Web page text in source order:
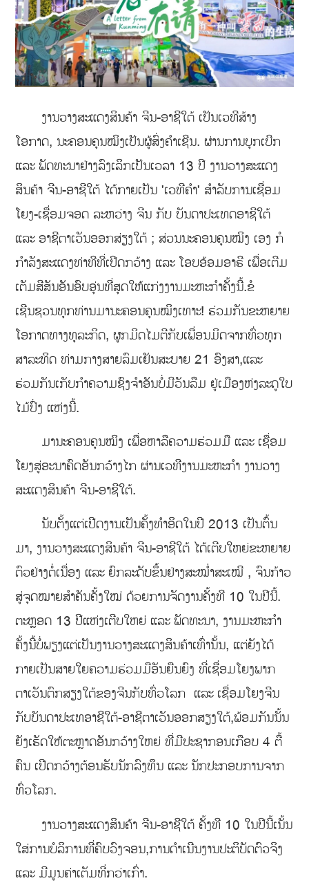
ງານວາງສະແດງສິນຄ້າ ຈີນ-ອາຊີໃຕ້ ເປັນເວທີສ້າງ
ໂອກາດ, ນະຄອນຄຸນໝິງເປັນຜູ້ສົ່ງຄຳເຊີນ. ຜ່ານການບຸກເບີກ
ແລະ ພັດທະນາຢ່າງລົງເລິກເປັນເວລາ 13 ປີ ງານວາງສະແດງ
ສິນຄ້າ ຈີນ-ອາຊີໃຕ້ ໄດ້ກາຍເປັນ 'ເວທີຄຳ' ສຳລັບການເຊື່ອມ
ໂຍງ-ເຊື່ອມຈອດ ລະຫວ່າງ ຈີນ ກັບ ບັນດາປະເທດອາຊີໃຕ້
ແລະ ອາຊີຕາເວັນອອກສ່ຽງໃຕ້ ; ສ່ວນນະຄອນຄຸນໝິງ ເອງ ກໍ
ກຳລັງສະແດງທ່າທີທີ່ເປີດກວ້າງ ແລະ ໂອບອ້ອມອາຣີ ເພື່ອເຕີມ
ເຕັມສີສັນອັນອົບອຸ່ນທີ່ສຸດໃຫ້ແກ່ງງານມະຫະກຳຄັ້ງນີ້.ຂໍ
ເຊີນຊວນທຸກທ່ານມານະຄອນຄຸນໝິງເທາະ! ຮ່ວມກັນຂະຫຍາຍ
ໂອກາດທາງທຸລະກິດ, ຜູກມິດໄມຕີກັບເພື່ອນມິດຈາກທົ່ວທຸກ
ສາລະທິດ ທ່າມກາງສາຍລົມເຢັນສະບາຍ 21 ອົງສາ,ແລະ
ຮ່ວມກັນເກັບກຳຄວາມຊົງຈຳອັນບໍ່ມີວັນລືມ ຢູ່ເມືອງຫ່ງລະດູໃບ
ໄມ້ປົ່ງ ແຫ່ງນີ້.
ມານະຄອນຄຸນໝິງ ເພື່ອຫາລືຄວາມຮ່ວມມື ແລະ ເຊື່ອມ
ໂຍງສູ່ອະນາຄົດອັນກວ້າງໄກ ຜ່ານເວທີງານມະຫະກຳ ງານວາງ
ສະແດງສິນຄ້າ ຈີນ-ອາຊີໃຕ້.
ນັບຕັ້ງແຕ່ເປີດງານເປັນຄັ້ງທຳອິດໃນປີ 2013 ເປັນຕົ້ນ
ມາ, ງານວາງສະແດງສິນຄ້າ ຈີນ-ອາຊີໃຕ້ ໄດ້ເຕີບໃຫຍ່ຂະຫຍາຍ
ຕົວຢ່າງຕໍ່ເນື່ອງ ແລະ ຍົກລະດັບຂຶ້ນຢ່າງສະໝ່ຳສະເໝີ , ຈົນກ້າວ
ສູ່ຈຸດໝາຍສຳຄັນຄັ້ງໃໝ່ ດ້ວຍການຈັດງານຄັ້ງທີ 10 ໃນປີນີ້.
ຕະຫຼອດ 13 ປີແຫ່ງເຕີບໃຫຍ່ ແລະ ພັດທະນາ, ງານມະຫະກຳ
ຄັ້ງນີ້ບໍ່ພຽງແຕ່ເປັນງານວາງສະແດງສິນຄ້າເທົ່ານັ້ນ, ແຕ່ຍັງໄດ້
ກາຍເປັນສາຍໃຍຄວາມຮ່ວມມືອັນຍືນຍົງ ທີ່ເຊື່ອມໂຍງພາກ
ຕາເວັນຕົກສຽງໃຕ້ຂອງຈີນກັບທົ່ວໂລກ ແລະ ເຊື່ອມໂຍງຈີນ
ກັບບັນດາປະເທອາຊີໃຕ້-ອາຊີຕາເວັນອອກສຽງໃຕ້,ພ້ອມກັນນັ້ນ
ຍັງເຮັດໃຫ້ຕະຫຼາດອັນກວ້າງໃຫຍ່ ທີ່ມີປະຊາກອນເກືອບ 4 ຕື້
ຄົນ ເປີດກວ້າງຕ້ອນຮັບນັກລົງທຶນ ແລະ ນັກປະກອບການຈາກ
ທົ່ວໂລກ.
ງານວາງສະແດງສິນຄ້າ ຈີນ-ອາຊີໃຕ້ ຄັ້ງທີ 10 ໃນປີນີ້ເນັ້ນ
ໃສ່ການບໍລິການທີ່ຄົບວົງຈອນ,ການດຳເນີນງານປະຕິບັດຕົວຈິງ
ແລະ ມີມູນຄ່າເຕັມທີ່ກວ່າເກົ່າ.